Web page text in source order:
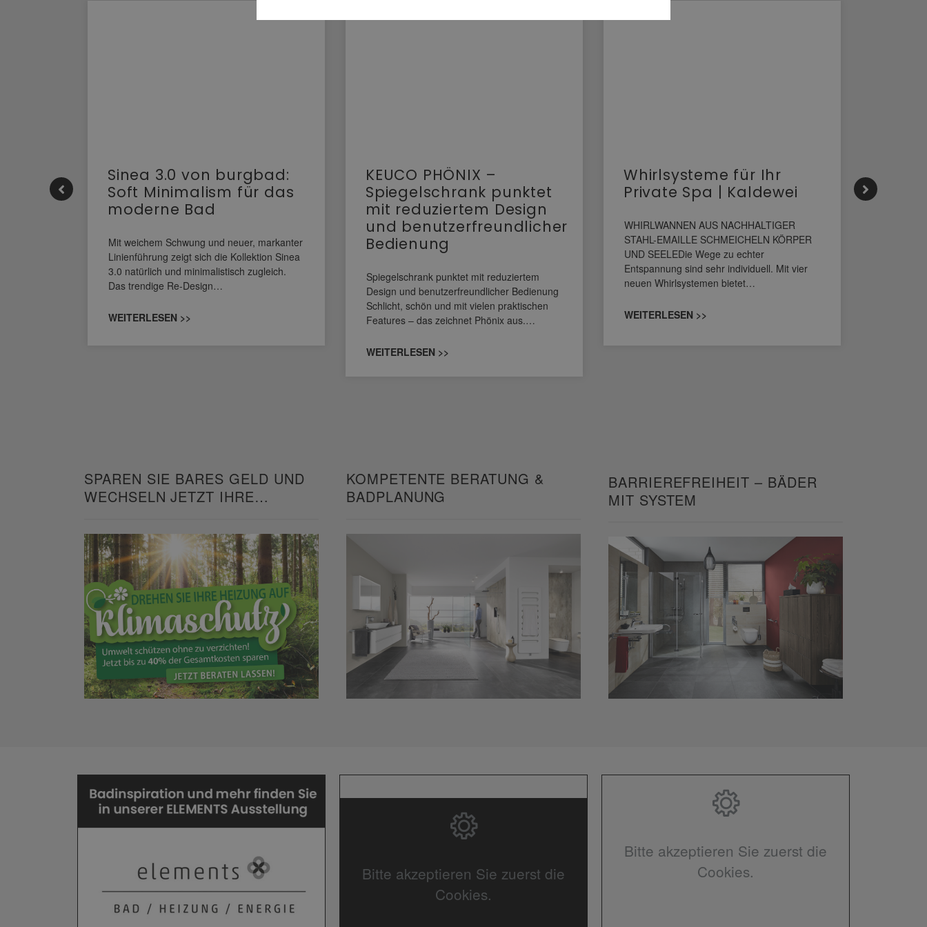
Sinea 3.0 von burgbad:
Soft Minimalism für das
moderne Bad
Mit weichem Schwung und neuer, markanter
Linienführung zeigt sich die Kollektion Sinea
3.0 natürlich und minimalistisch zugleich.
Das trendige Re-Design…
WEITERLESEN >>
KEUCO PHÖNIX –
Spiegelschrank punktet
mit reduziertem Design
und benutzerfreundlicher
Bedienung
Spiegelschrank punktet mit reduziertem
Design und benutzerfreundlicher Bedienung
Schlicht, schön und mit vielen praktischen
Features – das zeichnet Phönix aus.…
WEITERLESEN >>
Whirlsysteme für Ihr
Private Spa | Kaldewei
WHIRLWANNEN AUS NACHHALTIGER
STAHL-EMAILLE SCHMEICHELN KÖRPER
UND SEELEDie Wege zu echter
Entspannung sind sehr individuell. Mit vier
neuen Whirlsystemen bietet…
WEITERLESEN >>
SPAREN SIE BARES GELD UND
WECHSELN JETZT IHRE
KOMPETENTE BERATUNG &
BADPLANUNG
BARRIEREFREIHEIT – BÄDER
MIT SYSTEM
Bitte akzeptieren Sie zuerst die
Cookies.
Bitte akzeptieren Sie zuerst die
Cookies.